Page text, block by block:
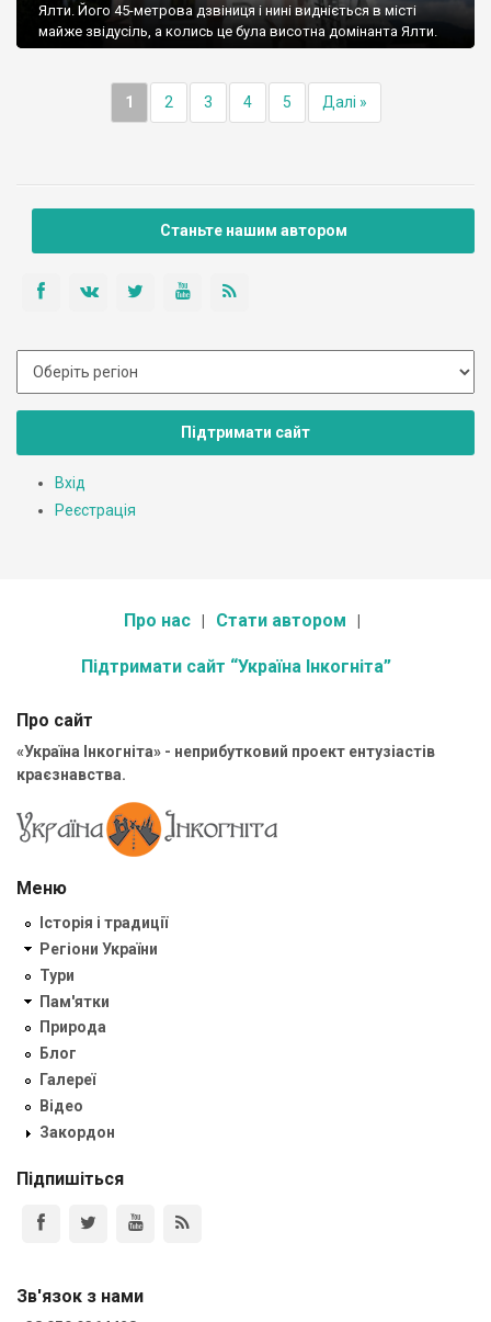
Ялти. Його 45-метрова дзвіниця і нині видніється в місті
майже звідусіль, а колись це була висотна домінанта Ялти.
1 2 3 4 5 Далі »
Станьте нашим автором
Підтримати сайт
Вхід
Реєстрація
Про нас Стати автором
Підтримати сайт “Україна Інкогніта”
Про сайт
«Україна Інкогніта» - неприбутковий проект ентузіастів
краєзнавства.
Меню
Історія і традиції
Регіони України
Тури
Пам'ятки
Природа
Блог
Галереї
Відео
Закордон
Підпишіться
Зв'язок з нами